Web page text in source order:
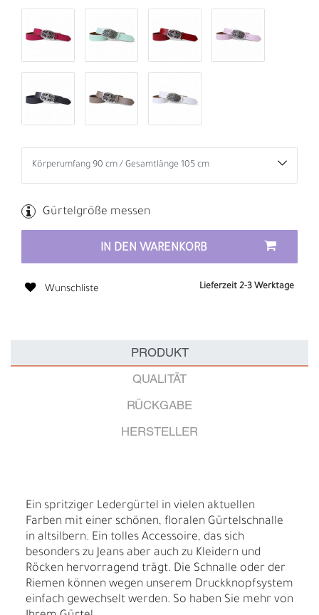
Gürtelgröße messen
IN DEN WARENKORB
Wunschliste Lieferzeit 2-3 Werktage
PRODUKT
QUALITÄT
RÜCKGABE
HERSTELLER
Ein spritziger Ledergürtel in vielen aktuellen
Farben mit einer schönen, floralen Gürtelschnalle
in altsilbern. Ein tolles Accessoire, das sich
besonders zu Jeans aber auch zu Kleidern und
Röcken hervorragend trägt. Die Schnalle oder der
Riemen können wegen unserem Druckknopfsystem
einfach gewechselt werden. So haben Sie mehr von